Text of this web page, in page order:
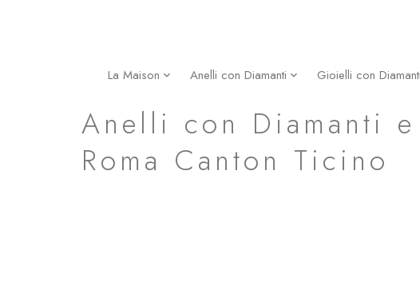
La Maison Anelli con Diamanti Gioielli con Diamanti
Gemelli
Anelli con Diamanti
Roma Canton Ticino